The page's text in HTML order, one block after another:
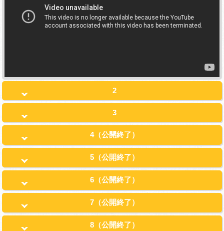
2
3
4（公開終了）
5（公開終了）
6（公開終了）
7（公開終了）
8（公開終了）